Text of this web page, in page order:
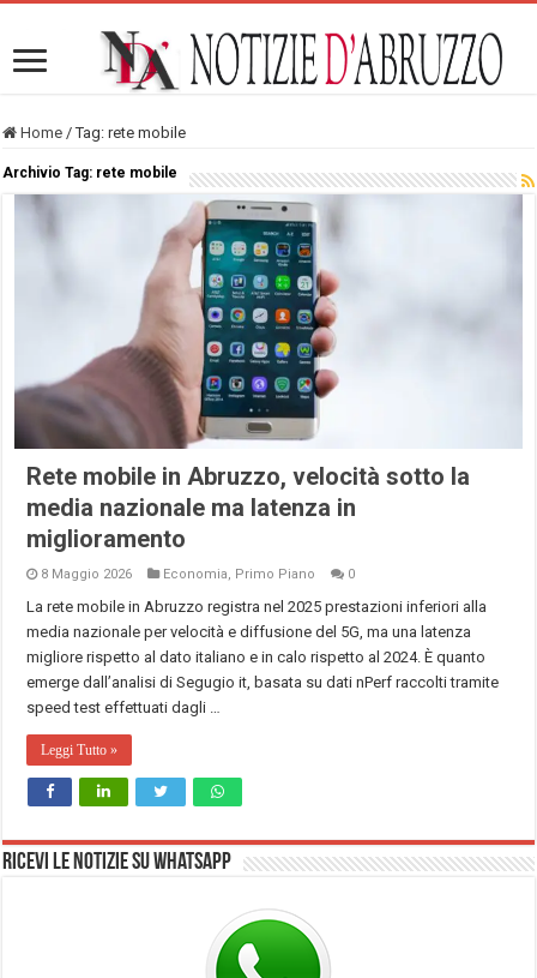
Home / Tag:rete mobile
Archivio Tag: rete mobile
Rete mobile in Abruzzo, velocità sotto la
media nazionale ma latenza in
miglioramento
8 Maggio 2026 Economia Primo Piano 0
La rete mobile in Abruzzo registra nel 2025 prestazioni inferiori alla
media nazionale per velocità e diffusione del 5G, ma una latenza
migliore rispetto al dato italiano e in calo rispetto al 2024. È quanto
emerge dall’analisi di Segugio it, basata su dati nPerf raccolti tramite
speed test effettuati dagli …
Leggi Tutto »
Ricevi le notizie su Whatsapp